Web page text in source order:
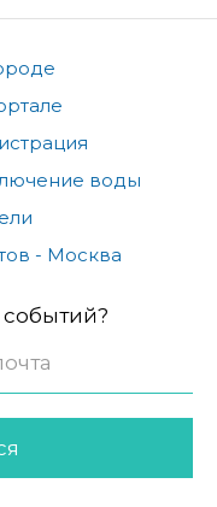
воды
- Москва
событий?